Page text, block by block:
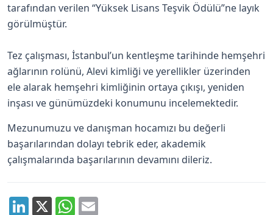
tarafından verilen “Yüksek Lisans Teşvik Ödülü”ne layık
görülmüştür.
Tez çalışması, İstanbul’un kentleşme tarihinde hemşehri
ağlarının rolünü, Alevi kimliği ve yerellikler üzerinden
ele alarak hemşehri kimliğinin ortaya çıkışı, yeniden
inşası ve günümüzdeki konumunu incelemektedir.
Mezunumuzu ve danışman hocamızı bu değerli
başarılarından dolayı tebrik eder, akademik
çalışmalarında başarılarının devamını dileriz.